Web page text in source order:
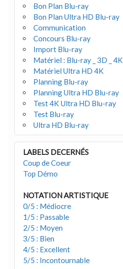
Bon Plan Blu-ray
Bon Plan Ultra HD Blu-ray
Communication
Concours Blu-ray
Import Blu-ray
Matériel : Blu-ray _ 3D _ 4K
Matériel Ultra HD 4K
Planning Blu-ray
Planning Ultra HD Blu-ray
Test 4K Ultra HD Blu-ray
Test Blu-ray
Ultra HD Blu-ray
LABELS DECERNÉS
Coup de Coeur
Top Démo
NOTATION ARTISTIQUE
0/5 : Médiocre
1/5 : Passable
2/5 : Moyen
3/5 : Bien
4/5 : Excellent
5/5 : Incontournable